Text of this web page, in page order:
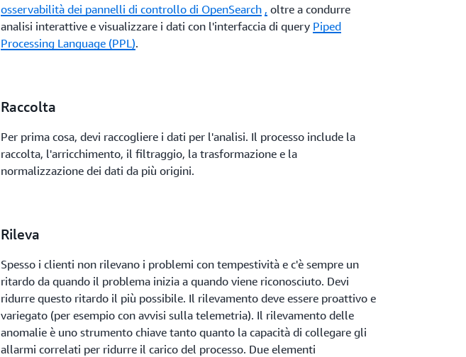
osservabilità dei pannelli di controllo di OpenSearch , oltre a condurre
analisi interattive e visualizzare i dati con l'interfaccia di query Piped
Processing Language (PPL).
Raccolta
Per prima cosa, devi raccogliere i dati per l'analisi. Il processo include la
raccolta, l'arricchimento, il filtraggio, la trasformazione e la
normalizzazione dei dati da più origini.
Rileva
Spesso i clienti non rilevano i problemi con tempestività e c'è sempre un
ritardo da quando il problema inizia a quando viene riconosciuto. Devi
ridurre questo ritardo il più possibile. Il rilevamento deve essere proattivo e
variegato (per esempio con avvisi sulla telemetria). Il rilevamento delle
anomalie è uno strumento chiave tanto quanto la capacità di collegare gli
allarmi correlati per ridurre il carico del processo. Due elementi